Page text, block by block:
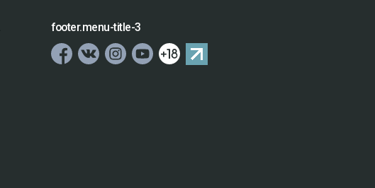
footer.menu-title-3